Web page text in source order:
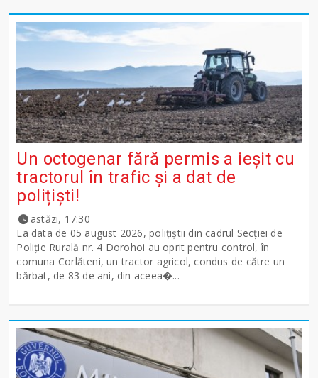
Un octogenar fără permis a ieșit cu
tractorul în trafic și a dat de
polițiști!
astăzi, 17:30
La data de 05 august 2026, polițiștii din cadrul Secției de
Poliție Rurală nr. 4 Dorohoi au oprit pentru control, în
comuna Corlăteni, un tractor agricol, condus de către un
bărbat, de 83 de ani, din aceea�...